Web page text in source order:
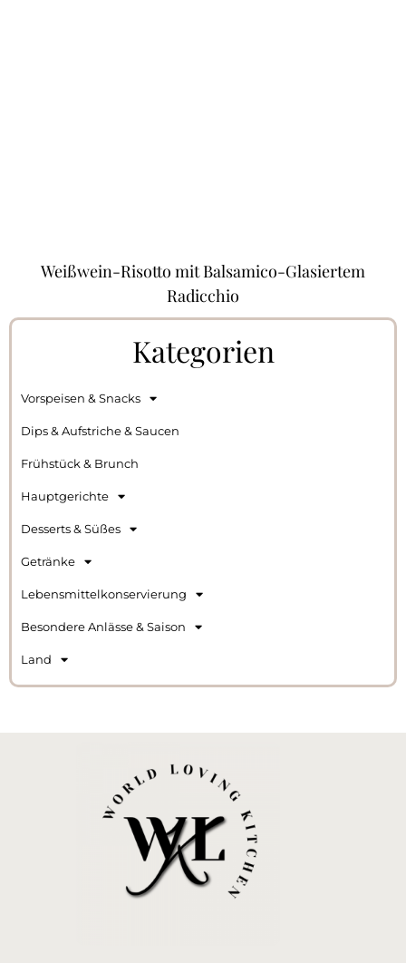
Weißwein-Risotto mit Balsamico-Glasiertem
Radicchio
Kategorien
Vorspeisen & Snacks
Dips & Aufstriche & Saucen
Frühstück & Brunch
Hauptgerichte
Desserts & Süßes
Getränke
Lebensmittelkonservierung
Besondere Anlässe & Saison
Land